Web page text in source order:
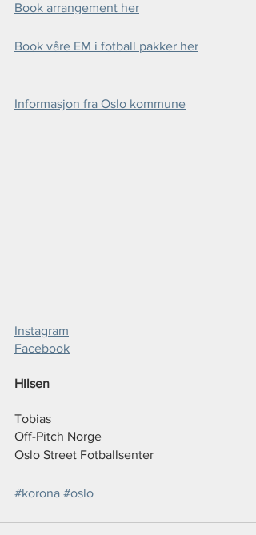
Book arrangement her
Book våre EM i fotball pakker her
Informasjon fra Oslo kommune
Instagram
Facebook
Hilsen
Tobias
Off-Pitch Norge
Oslo Street Fotballsenter
#korona #oslo